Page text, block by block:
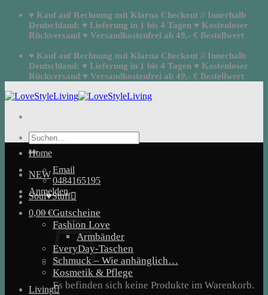
Zum
springen
♥ Kauf auf Rechnung mit Klarna Checkout // Innerhalb
Deutschland: ♥ Lieferung in 1 bis 4 Tagen ♥ Kostenloser
Rückversand ♥ Versandkostenfrei ab 49,- € Bestellwert
♥ Kauf auf Rechnung mit Klarna Checkout // Innerhalb
Deutschland: ♥ Lieferung in 1 bis 4 Tagen ♥ Kostenloser
Rückversand ♥ Versandkostenfrei ab 49,- € Bestellwert
Suchen
nach:
Email
0484165195
Anmelden
0,00€
Es befinden sich keine Produkte im Warenkorb.
Home
NEW
Soul♥Stuff
Gutscheine
Fashion Love
Armbänder
EveryDay-Taschen
Schmuck – Wie anhänglich…
Kosmetik & Pflege
Living